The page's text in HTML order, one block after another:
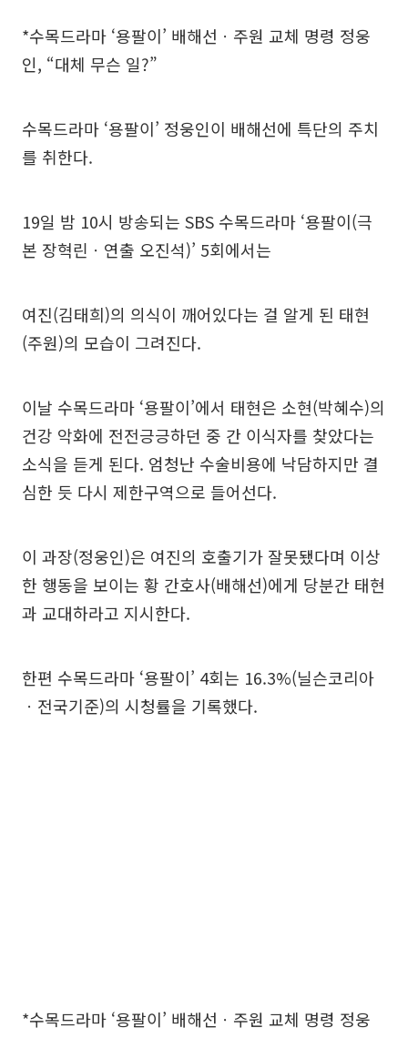
*수목드라마 ‘용팔이’ 배해선ㆍ주원 교체 명령 정웅
인, “대체 무슨 일?”
수목드라마 ‘용팔이’ 정웅인이 배해선에 특단의 주치
를 취한다.
19일 밤 10시 방송되는 SBS 수목드라마 ‘용팔이(극
본 장혁린ㆍ연출 오진석)’ 5회에서는
여진(김태희)의 의식이 깨어있다는 걸 알게 된 태현
(주원)의 모습이 그려진다.
이날 수목드라마 ‘용팔이’에서 태현은 소현(박혜수)의
건강 악화에 전전긍긍하던 중 간 이식자를 찾았다는
소식을 듣게 된다. 엄청난 수술비용에 낙담하지만 결
심한 듯 다시 제한구역으로 들어선다.
이 과장(정웅인)은 여진의 호출기가 잘못됐다며 이상
한 행동을 보이는 황 간호사(배해선)에게 당분간 태현
과 교대하라고 지시한다.
한편 수목드라마 ‘용팔이’ 4회는 16.3%(닐슨코리아
ㆍ전국기준)의 시청률을 기록했다.
*수목드라마 ‘용팔이’ 배해선ㆍ주원 교체 명령 정웅